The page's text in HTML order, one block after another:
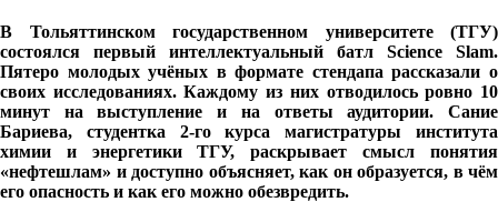
В Тольяттинском государственном университете (ТГУ)
состоялся первый интеллектуальный батл Science Slam.
Пятеро молодых учёных в формате стендапа рассказали о
своих исследованиях. Каждому из них отводилось ровно 10
минут на выступление и на ответы аудитории. Сание
Бариева, студентка 2-го курса магистратуры института
химии и энергетики ТГУ, раскрывает смысл понятия
«нефтешлам» и доступно объясняет, как он образуется, в чём
его опасность и как его можно обезвредить.